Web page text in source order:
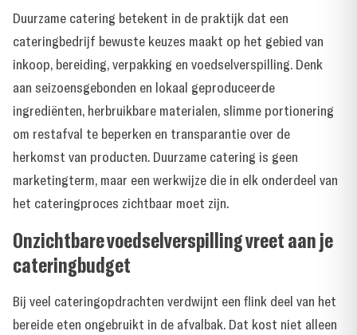
Duurzame catering betekent in de praktijk dat een
cateringbedrijf bewuste keuzes maakt op het gebied van
inkoop, bereiding, verpakking en voedselverspilling. Denk
aan seizoensgebonden en lokaal geproduceerde
ingrediënten, herbruikbare materialen, slimme portionering
om restafval te beperken en transparantie over de
herkomst van producten. Duurzame catering is geen
marketingterm, maar een werkwijze die in elk onderdeel van
het cateringproces zichtbaar moet zijn.
Onzichtbare voedselverspilling vreet aan je
cateringbudget
Bij veel cateringopdrachten verdwijnt een flink deel van het
bereide eten ongebruikt in de afvalbak. Dat kost niet alleen